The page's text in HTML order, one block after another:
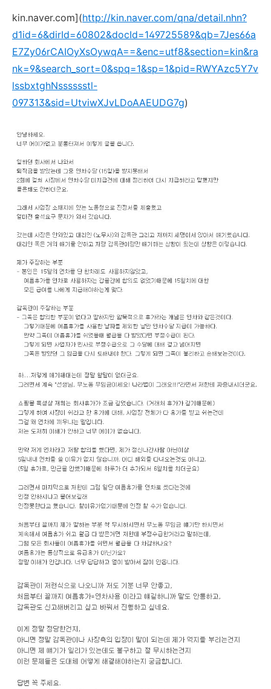
kin.naver.com](http://kin.naver.com/qna/detail.nhn?
d1id=6&dirId=60802&docId=149725589&qb=7Jes66a
E7Zy06rCAIOyXsOywqA==&enc=utf8&section=kin&ra
nk=9&search_sort=0&spq=1&sp=1&pid=RWYAzc5Y7v
lssbxtghNsssssstl-
097313&sid=UtviwXJvLDoAAEUDG7g)